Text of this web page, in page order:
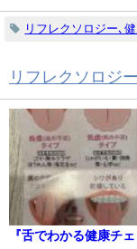
リフレクソロジー､
リフレクソロジー
『舌でわかる健康チ